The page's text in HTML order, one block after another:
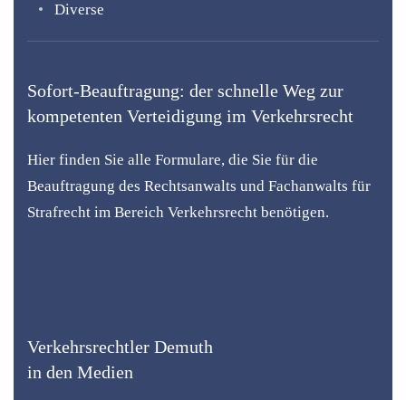
Diverse
Sofort-Beauftragung: der schnelle Weg zur
kompetenten Verteidigung im Verkehrsrecht
Hier finden Sie alle Formulare, die Sie für die
Beauftragung des Rechtsanwalts und Fachanwalts für
Strafrecht im Bereich Verkehrsrecht benötigen.
Verkehrsrechtler Demuth
in den Medien